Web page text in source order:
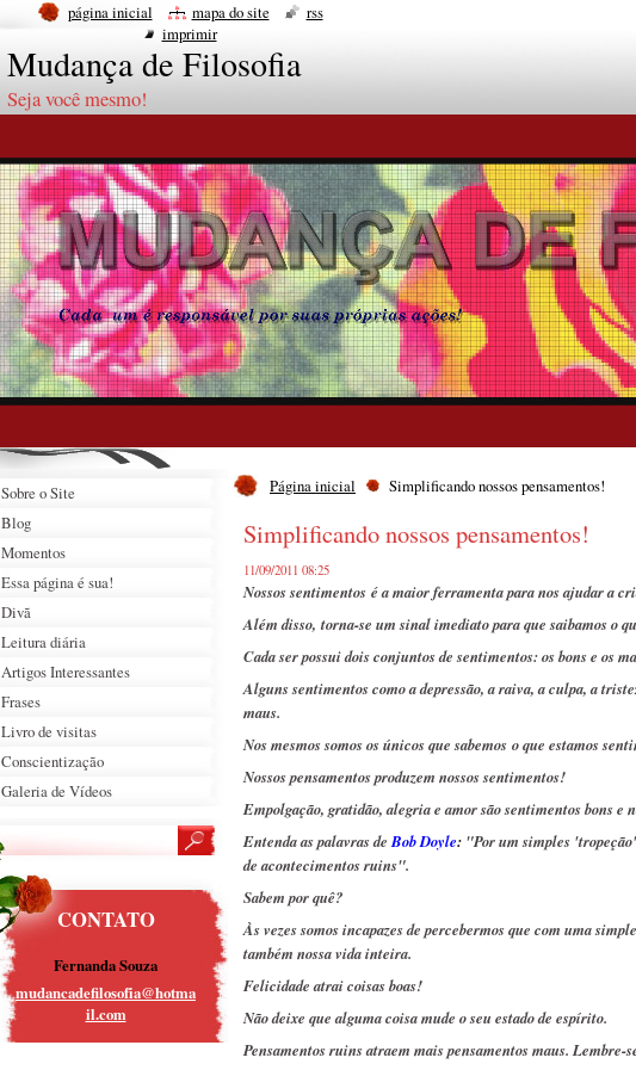
Mudança de Filosofia
Seja você mesmo!
Página inicial Simplificando nossos pensamentos!
Simplificando nossos pensamentos!
11/09/2011 08:25
Nossos sentimentos é a maior ferramenta para nos ajudar a
Além disso, torna-se um sinal imediato para que saibamos o
Cada ser possui dois conjuntos de sentimentos: os bons e os
Alguns sentimentos como a depressão, a raiva, a culpa, a
maus.
Nos mesmos somos os únicos que sabemos o que estamos
Nossos pensamentos produzem nossos sentimentos!
Empolgação, gratidão, alegria e amor são sentimentos bons e
Entenda as palavras deBob Doyle: "Por um simples
de acontecimentos ruins".
Sabem por quê?
Às vezes somos incapazes de percebermos que com uma
também nossa vida inteira.
Felicidade atrai coisas boas!
Não deixe que alguma coisa mude o seu estado de espírito.
Pensamentos ruins atraem mais pensamentos maus. Lembre-
Sobre o Site
Blog
Momentos
Essa página é sua!
Divã
Leitura diária
Artigos Interessantes
Frases
Livro de visitas
Conscientização
Galeria de Vídeos
CONTATO
Fernanda Souza
mudancadefilosofia@hotma
il.com
página inicial mapa do site
rss
imprimir